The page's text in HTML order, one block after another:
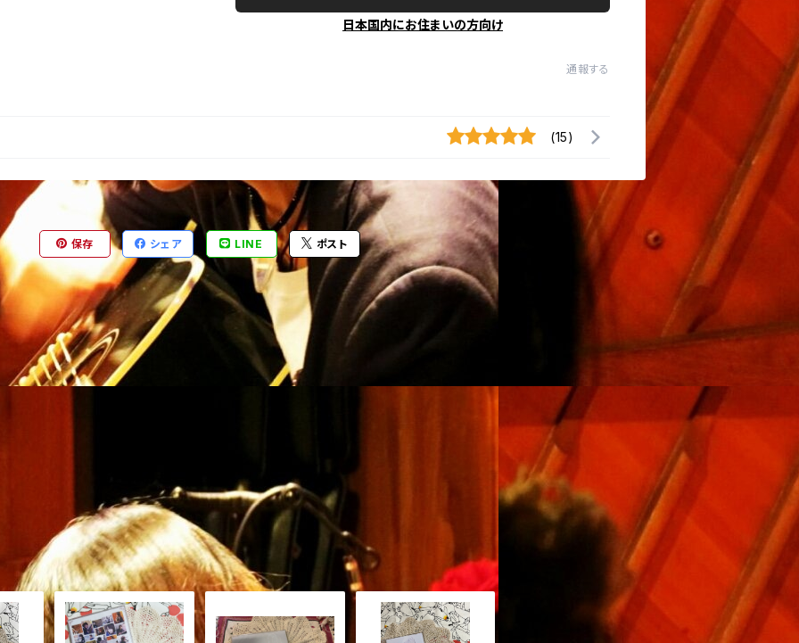
日本国内にお住まいの方向け
通報する
(15)
保存 シェア LINE ポスト